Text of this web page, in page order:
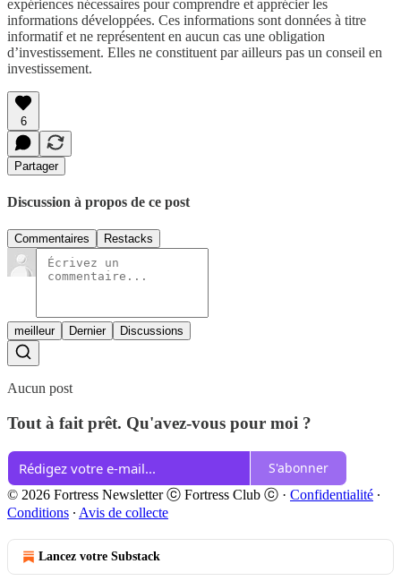
expériences nécessaires pour comprendre et apprécier les
informations développées. Ces informations sont données à titre
informatif et ne représentent en aucun cas une obligation
d’investissement. Elles ne constituent par ailleurs pas un conseil en
investissement.
6
Partager
Discussion à propos de ce post
Commentaires Restacks
meilleur Dernier Discussions
Aucun post
Tout à fait prêt. Qu'avez-vous pour moi ?
S'abonner
© 2026 Fortress Newsletter ⓒ Fortress Club ⓒ · Confidentialité ∙
Conditions ∙ Avis de collecte
Lancez votre Substack